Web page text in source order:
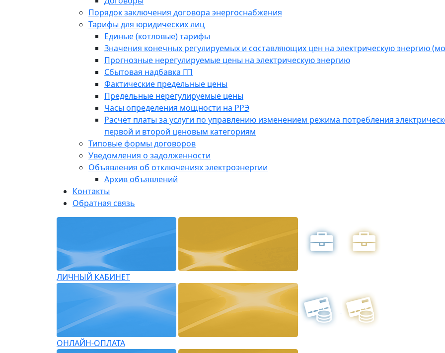
Порядок заключения договора энергоснабжения
Тарифы для юридических лиц
Единые (котловые) тарифы
Значения конечных регулируемых и составляющих цен на электрическую энергию
Прогнозные нерегулируемые цены на электрическую энергию
Сбытовая надбавка ГП
Фактические предельные цены
Предельные нерегулируемые цены
Часы определения мощности на РРЭ
Расчёт платы за услуги по управлению изменением режима потребления
первой и второй ценовым категориям
Типовые формы договоров
Уведомления о задолженности
Объявления об отключениях электроэнергии
Архив объявлений
Контакты
Обратная связь
ЛИЧНЫЙ КАБИНЕТ
ОНЛАЙН-ОПЛАТА